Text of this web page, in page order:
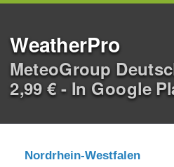
WeatherPro
MeteoGroup
2,99 € - In Google
Nordrhein-Westfalen